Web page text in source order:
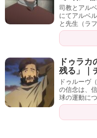
司教とアル
にてアルベ
と先生（ラ
ドゥラカ
残る」｜
ドゥルーヴ
の信念は、
球の運動につ